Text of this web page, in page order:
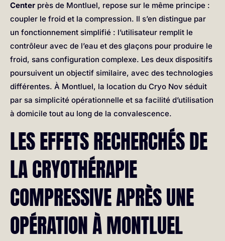
Center près de Montluel, repose sur le même principe :
coupler le froid et la compression. Il s’en distingue par
un fonctionnement simplifié : l’utilisateur remplit le
contrôleur avec de l’eau et des glaçons pour produire le
froid, sans configuration complexe. Les deux dispositifs
poursuivent un objectif similaire, avec des technologies
différentes. À Montluel, la location du Cryo Nov séduit
par sa simplicité opérationnelle et sa facilité d’utilisation
à domicile tout au long de la convalescence.
LES EFFETS RECHERCHÉS DE
LA CRYOTHÉRAPIE
COMPRESSIVE APRÈS UNE
OPÉRATION À MONTLUEL